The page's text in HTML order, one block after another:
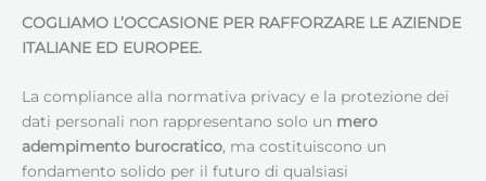
COGLIAMO L’OCCASIONE PER RAFFORZARE LE AZIENDE
ITALIANE ED EUROPEE.
La compliance alla normativa privacy e la protezione dei
dati personali non rappresentano solo un mero
adempimento burocratico, ma costituiscono un
fondamento solido per il futuro di qualsiasi